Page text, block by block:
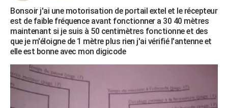
Mobiles
Meilleur smartphone
Internet
Ordinateurs
Jeux vidéo
Guide high-tech
+BRICOLAGE
Forum
Aménagement intérieur
Extérieur
Cuisine
Salle de bains
Jardinage
Rangement
WEEK-END
Guides de France
Escapades
Patrimoine
Expositions
Musées
Week-end nature
+
Art de vivre
Bien-être
Loisirs
Mode
Modes de vie
SANTE
Alimentation
Guide de la santé
Médicaments
Bonsoir j'ai une motorisation de portail extel et le récepteur
est de faible fréquence avant fonctionner a 30 40 mètres
maintenant si je suis à 50 centimètres fonctionne et des
que je m'éloigne de 1 mètre plus rien j'ai vérifié l'antenne et
elle est bonne avec mon digicode